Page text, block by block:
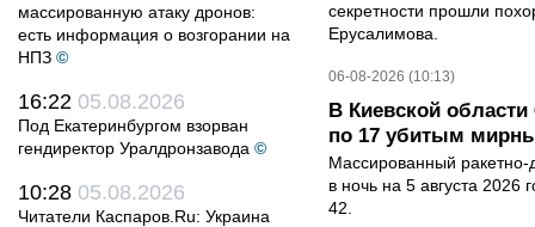
массированную атаку дронов:
есть информация о возгорании на
НПЗ ©
16:22 05.08.2026
Под Екатеринбургом взорван
гендиректор Уралдронзавода ©
10:28 05.08.2026
Читатели Каспаров.Ru: Украина
секретности прошли
Ерусалимова.
06-08-2026 (10:13)
В Киевской
по 17 убитым
Массированный ракетно-
в ночь на 5 августа 2026
42.